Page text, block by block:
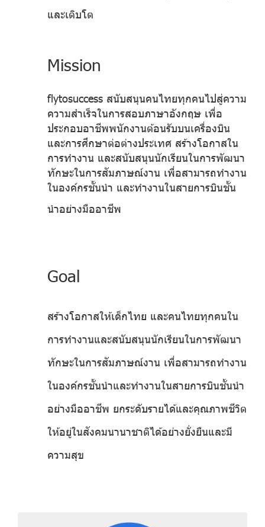
และเติบโต
Mission
flytosuccess สนับสนุนคนไทยทุกคนไปสู่ความ
ความสำเร็จในการสอบภาษาอังกฤษ เพื่อ
ประกอบอาชีพพนักงานต้อนรับบนเครื่องบิน
และการศึกษาต่อต่างประเทศ สร้างโอกาสใน
การทำงาน และสนับสนุนนักเรียนในการพัฒนา
ทักษะในการสัมภาษณ์งาน เพื่อสามารถทำงาน
ในองค์กรชั้นนำ และทำงานในสายการบินชั้น
นำอย่างมืออาชีพ
Goal
สร้างโอกาสให้เด็กไทย และคนไทยทุกคนใน
การทำงานและสนับสนุนนักเรียนในการพัฒนา
ทักษะในการสัมภาษณ์งาน เพื่อสามารถทำงาน
ในองค์กรชั้นนำและทำงานในสายการบินชั้นนำ
อย่างมืออาชีพ ยกระดับรายได้และคุณภาพชีวิต
ให้อยู่ในสังคมนานาชาติได้อย่างยั่งยืนและมี
ความสุข